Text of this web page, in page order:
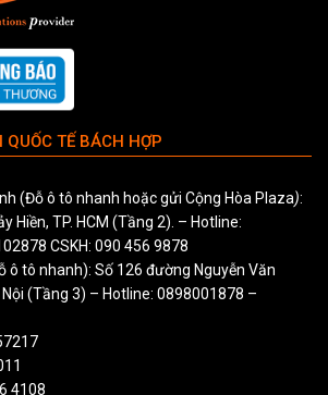
TẾ BÁCH HỢP
(Đỗ ô tô nhanh hoặc gửi Cộng Hòa Plaza):
Hiền, TP. HCM (Tầng 2). – Hotline:
CSKH: 090 456 9878
ô tô nhanh): Số 126 đường Nguyễn Văn
(Tầng 3) – Hotline: 0898001878 –
4108